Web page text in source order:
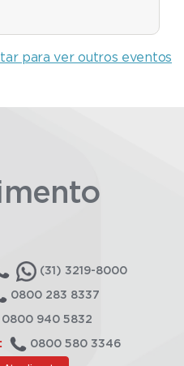
para ver outros eventos
(31) 3219-8000
0800 283 8337
0800 940 5832
0800 580 3346